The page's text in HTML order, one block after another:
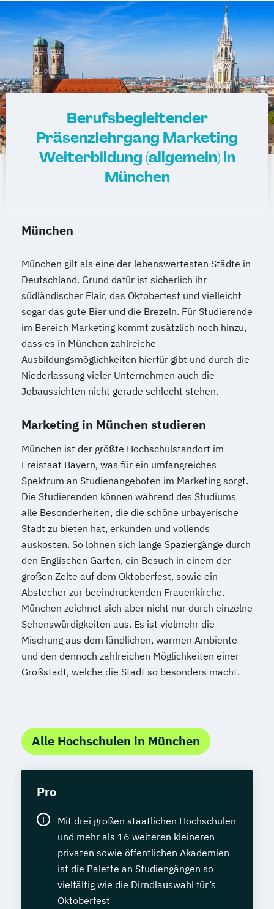
Berufsbegleitender
Präsenzlehrgang Marketing
Weiterbildung (allgemein) in
München
München
München gilt als eine der lebenswertesten Städte in
Deutschland. Grund dafür ist sicherlich ihr
südländischer Flair, das Oktoberfest und vielleicht
sogar das gute Bier und die Brezeln. Für Studierende
im Bereich Marketing kommt zusätzlich noch hinzu,
dass es in München zahlreiche
Ausbildungsmöglichkeiten hierfür gibt und durch die
Niederlassung vieler Unternehmen auch die
Jobaussichten nicht gerade schlecht stehen.
Marketing in München studieren
München ist der größte Hochschulstandort im
Freistaat Bayern, was für ein umfangreiches
Spektrum an Studienangeboten im Marketing sorgt.
Die Studierenden können während des Studiums
alle Besonderheiten, die die schöne urbayerische
Stadt zu bieten hat, erkunden und vollends
auskosten. So lohnen sich lange Spaziergänge durch
den Englischen Garten, ein Besuch in einem der
großen Zelte auf dem Oktoberfest, sowie ein
Abstecher zur beeindruckenden Frauenkirche.
München zeichnet sich aber nicht nur durch einzelne
Sehenswürdigkeiten aus. Es ist vielmehr die
Mischung aus dem ländlichen, warmen Ambiente
und den dennoch zahlreichen Möglichkeiten einer
Großstadt, welche die Stadt so besonders macht.
Alle Hochschulen in München
Pro
Mit drei großen staatlichen Hochschulen
und mehr als 16 weiteren kleineren
privaten sowie öffentlichen Akademien
ist die Palette an Studiengängen so
vielfältig wie die Dirndlauswahl für’s
Oktoberfest